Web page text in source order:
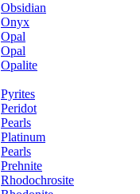
Obsidian
Onyx
Opal
Opal
Opalite
Pyrites
Peridot
Pearls
Platinum
Pearls
Prehnite
Rhodochrosite